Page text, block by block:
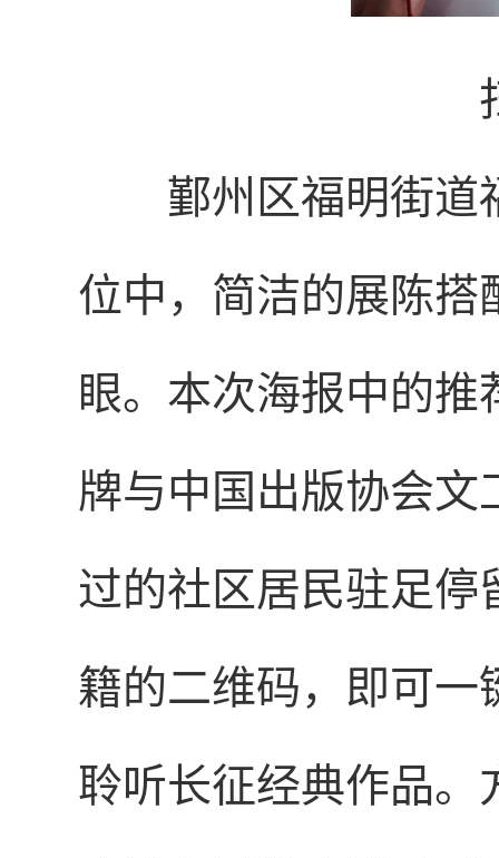
鄞州区福明街道
位中，简洁的展陈搭
眼。本次海报中的
牌与中国出版协会
过的社区居民驻足停
籍的二维码，即可一
聆听长征经典作品。